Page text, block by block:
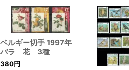
ベルギー切手 1997年
バラ 花 3種
380円